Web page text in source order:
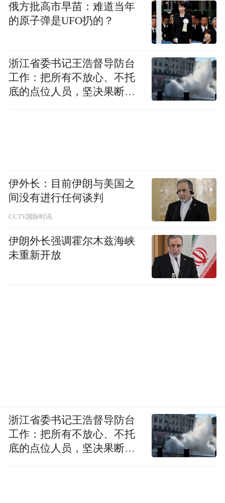
俄方批高市早苗：难道当年
的原子弹是UFO扔的？
浙江省委书记王浩督导防台
工作：把所有不放心、不托
底的点位人员，坚决果断转
伊外长：目前伊朗与美国之
间没有进行任何谈判
CCTV国际时讯
伊朗外长强调霍尔木兹海峡
未重新开放
浙江省委书记王浩督导防台
工作：把所有不放心、不托
底的点位人员，坚决果断转